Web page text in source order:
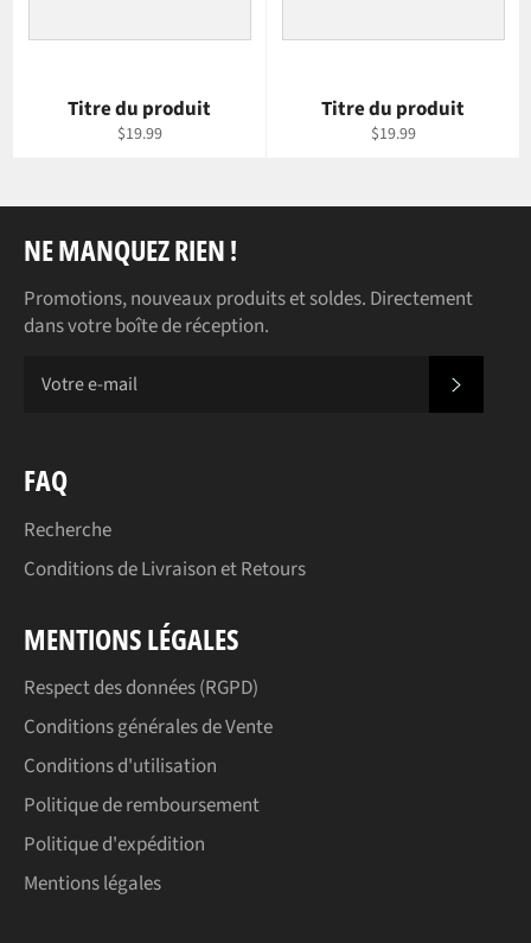
Titre du produit
$19.99
Titre du produit
$19.99
NE MANQUEZ RIEN !
Promotions, nouveaux produits et soldes. Directement
dans votre boîte de réception.
FAQ
Recherche
Conditions de Livraison et Retours
MENTIONS LÉGALES
Respect des données (RGPD)
Conditions générales de Vente
Conditions d'utilisation
Politique de remboursement
Politique d'expédition
Mentions légales